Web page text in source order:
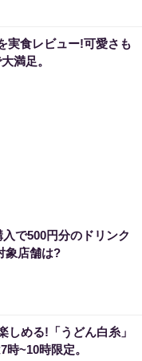
い！当たる人だけが
ム ）
思ってた私が本当に
れ
ム ）
券マンが暴露「負け
実食レビュー!可愛さも
満足。
で500円分のドリンク
象店舗は?
しめる!「うどん白糸」
~10時限定。